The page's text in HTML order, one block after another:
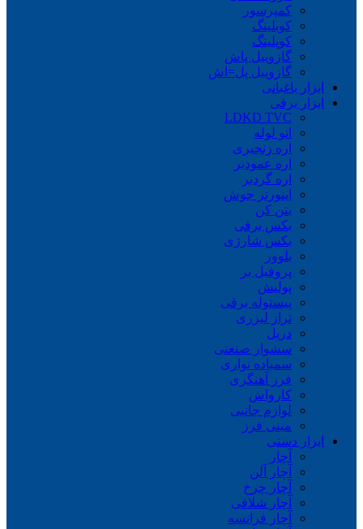
کمپرسور
کوبلینگ
کوپلینگ
گازوییل پاش
گازوییل پل=اش
ابزار باغبانی
ابزار برقی
LDKD TVC
اتو لوله
اره زنجیری
اره عمودبر
اره گردبر
اینورتر جوش
بتن کن
بکس برقی
بکس شارژی
بلوور
پروفیل بر
پولیش
پیستوله برقی
تراز لیزری
دریل
سشوار صنعتی
سمباده نواری
فرز آهنگری
کارواش
لوازم جانبی
مینی فرز
ابزار دستی
آچار
آچار آلن
آچار چرخ
آچار شلاقی
آچار فرانسه